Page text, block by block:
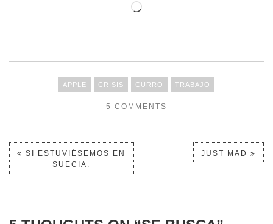
APPLE CRISIS CURRO TRABAJO
5 COMMENTS
SI ESTUVIÉSEMOS EN
SUECIA.
JUST MAD